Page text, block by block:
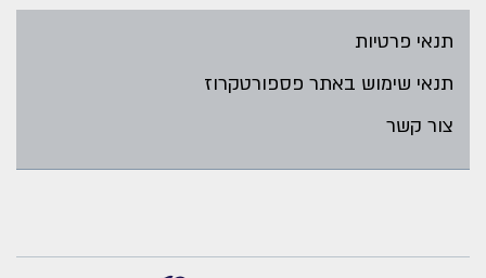
תנאי פרטיות
תנאי שימוש באתר פספורטקרוז
צור קשר